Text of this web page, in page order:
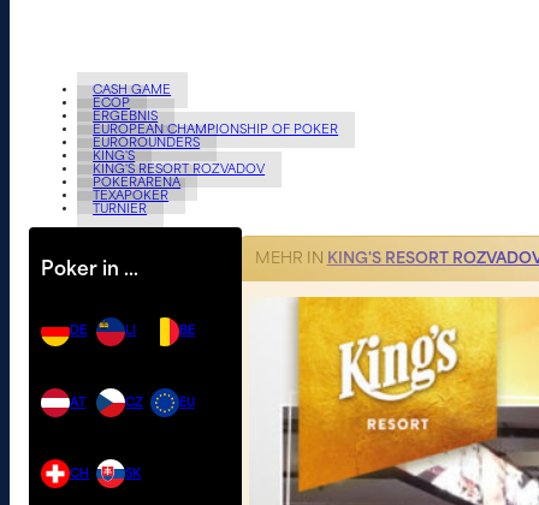
CASH GAME
ECOP
ERGEBNIS
EUROPEAN CHAMPIONSHIP OF POKER
EUROROUNDERS
KING'S
KING'S RESORT ROZVADOV
POKERARENA
TEXAPOKER
TURNIER
Poker in …
DE
AT
CH
LI
CZ
SK
BE
EU
MEHR IN KING'S RESORT